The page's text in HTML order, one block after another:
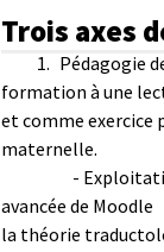
Trois axes
1. Pédagogie
formation à une
et comme exercice
maternelle.
-
avancée de Moodle
la théorie